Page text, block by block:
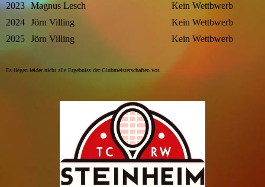
2023 Magnus Lesch
Kein Wettbwerb
2024 Jörn Villing
Kein Wettbwerb
2025 Jörn Villing Kein Wettbwerb
Es liegen leider nicht alle Ergebniss der Clubmeisterschaften vor.